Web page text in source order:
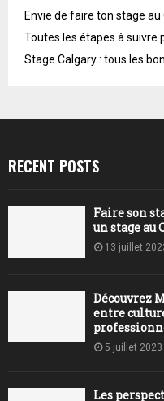
Envie de faire ton stage au
Toutes les étapes à suivre
Stage Calgary : tous les
RECENT POSTS
Faire son
un stage au
13 juillet
Découvrez
entre
5 juillet 2023
Les